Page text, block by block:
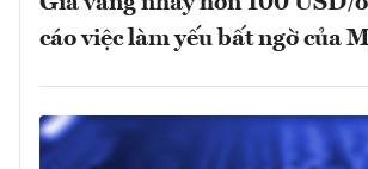
cáo việc làm yếu bất ngờ của